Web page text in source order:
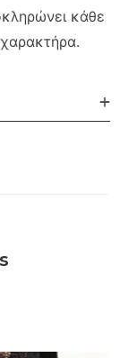
κάθε